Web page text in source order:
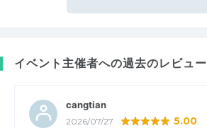
イベント主催者への過去のレビュー
cangtian
2026/07/27 5.00